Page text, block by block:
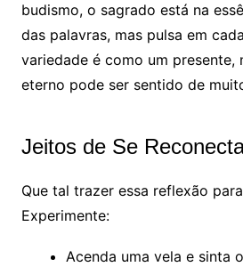
budismo, o sagrado está na
das palavras, mas pulsa em
variedade é como um presente,
eterno pode ser sentido de
Jeitos de Se
Que tal trazer essa reflexão
Experimente:
Acenda uma vela e sinta